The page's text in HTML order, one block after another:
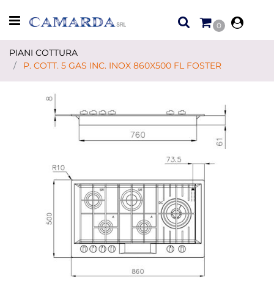
Open menu
0
PIANI COTTURA
P. COTT. 5 GAS INC. INOX 860X500 FL FOSTER